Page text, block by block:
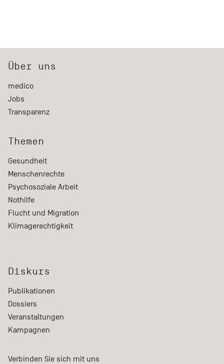
Über uns
medico
Jobs
Transparenz
Themen
Gesundheit
Menschenrechte
Psychosoziale Arbeit
Nothilfe
Flucht und Migration
Klimagerechtigkeit
Diskurs
Publikationen
Dossiers
Veranstaltungen
Kampagnen
Verbinden Sie sich mit uns